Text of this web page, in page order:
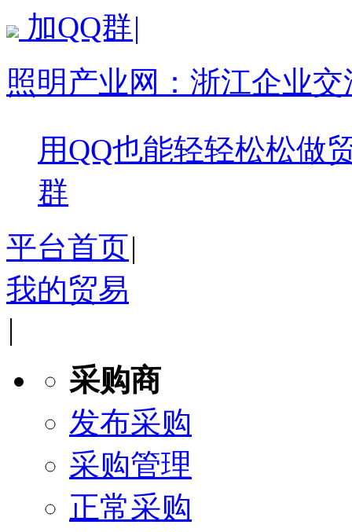
加QQ群|
照明产业网： 浙江企业交
用QQ也能轻轻松松做
群
平台首页|
我的贸易
|
采购商
发布采购
采购管理
正常采购